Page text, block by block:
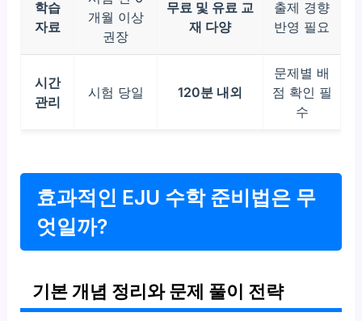
학습
자료
개월 이상
권장
무료 및 유료 교
재 다양
출제 경향
반영 필요
시간
관리
시험 당일 120분 내외
문제별 배
점 확인 필
수
효과적인 EJU 수학 준비법은 무
엇일까?
기본 개념 정리와 문제 풀이 전략